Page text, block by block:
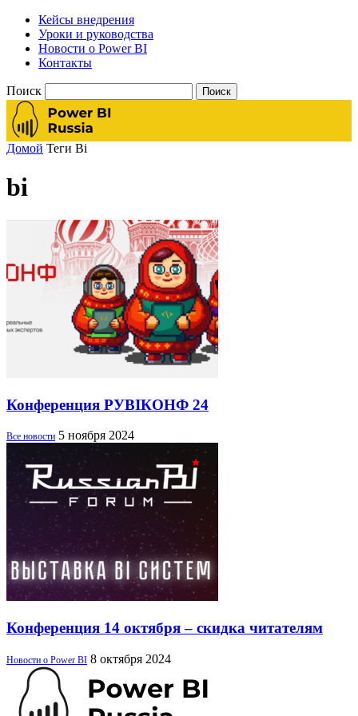
Кейсы внедрения
Уроки и руководства
Новости о Power BI
Контакты
Поиск
Домой Теги Bi
bi
Конференция РУBIКОНФ 24
Все новости 5 ноября 2024
Конференция 14 октября – скидка читателям
Новости о Power BI 8 октября 2024